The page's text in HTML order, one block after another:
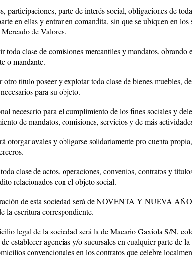
participaciones, parte de interés social, obligaciones de
en ellas y entrar en comandita, sin que se ubiquen en
de Valores.
toda clase de comisiones mercantiles y mandatos, obrando
o mandante.
titulo poseer y explotar toda clase de bienes muebles,
para su objeto.
necesario para el cumplimiento de los fines sociales y
de mandatos, comisiones, servicios y de más
otorgar avales y obligarse solidariamente pro cuenta
clase de actos, operaciones, convenios, contratos y
relacionados con el objeto social.
de esta sociedad será de NOVENTA Y NUEVA
la escritura correspondiente.
legal de la sociedad será la de Macario Gaxiola S/N,
establecer agencias y/o sucursales en cualquier parte de
convencionales en los contratos que celebre